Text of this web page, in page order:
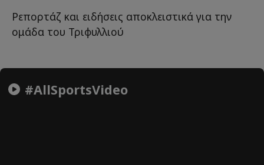
Ρεπορτάζ και ειδήσεις αποκλειστικά για την
ομάδα του Τριφυλλιού
#AllSportsVideo